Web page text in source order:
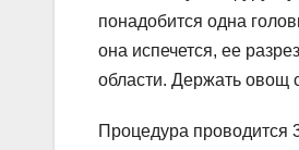
понадобится одна
она испечется, ее
области. Держать овощ
Процедура проводится